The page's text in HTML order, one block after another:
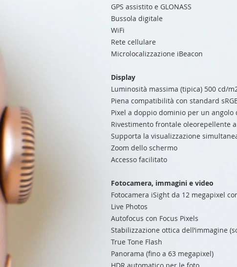
GPS assistito e GLONASS
Bussola digitale
WiFi
Rete cellulare
Microlocalizzazione iBeacon
Display
Luminosità massima (tipica) 500 cd/
Piena compatibilità con standard
Pixel a doppio dominio per un
Rivestimento frontale oleorepellente
Supporta la visualizzazione
Zoom dello schermo
Accesso facilitato
Fotocamera, immagini e video
Fotocamera iSight da 12 megapixel
Live Photos
Autofocus con Focus Pixels
Stabilizzazione ottica dell’immagine
True Tone Flash
Panorama (fino a 63 megapixel)
HDR automatico per le foto